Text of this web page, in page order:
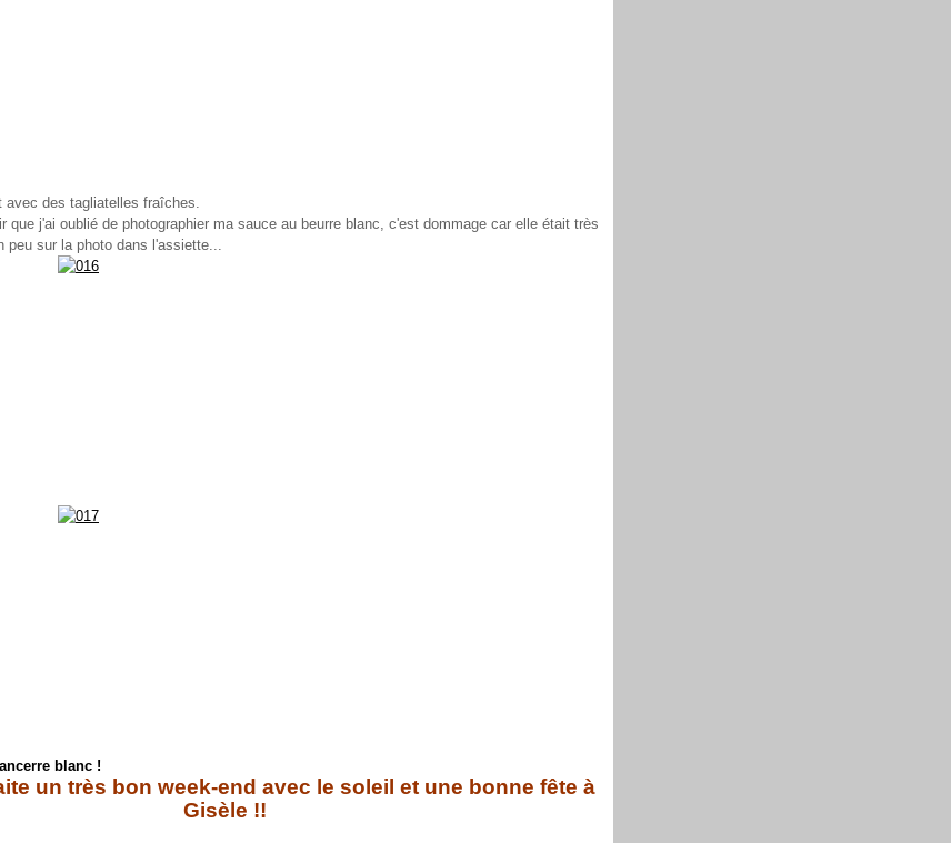
avec des tagliatelles fraîches.
que j'ai oublié de photographier ma sauce au beurre blanc, c'est dommage car elle était très
peu sur la photo dans l'assiette...
blanc !
un très bon week-end avec le soleil et une bonne fête à
Gisèle !!